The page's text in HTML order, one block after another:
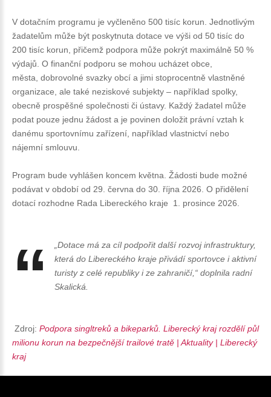
V dotačním programu je vyčleněno 500 tisíc korun. Jednotlivým
žadatelům může být poskytnuta dotace ve výši od 50 tisíc do
200 tisíc korun, přičemž podpora může pokrýt maximálně 50 %
výdajů. O finanční podporu se mohou ucházet obce,
města, dobrovolné svazky obcí a jimi stoprocentně vlastněné
organizace, ale také neziskové subjekty – například spolky,
obecně prospěšné společnosti či ústavy. Každý žadatel může
podat pouze jednu žádost a je povinen doložit právní vztah k
danému sportovnímu zařízení, například vlastnictví nebo
nájemní smlouvu.
Program bude vyhlášen koncem května. Žádosti bude možné
podávat v období od 29. června do 30. října 2026. O přidělení
dotací rozhodne Rada Libereckého kraje 1. prosince 2026.
„Dotace má za cíl podpořit další rozvoj infrastruktury,
která do Libereckého kraje přivádí sportovce i aktivní
turisty z celé republiky i ze zahraničí,“ doplnila radní
Skalická.
Zdroj: Podpora singltreků a bikeparků. Liberecký kraj rozdělí půl
milionu korun na bezpečnější trailové tratě | Aktuality | Liberecký
kraj